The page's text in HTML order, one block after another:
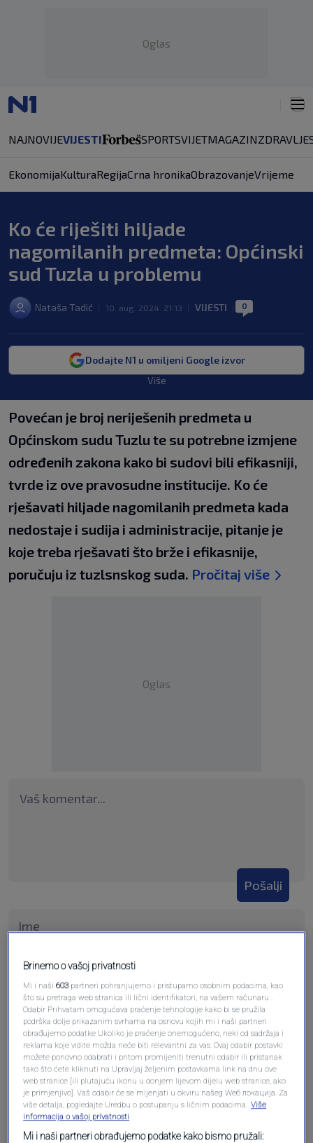
Oglas
NAJNOVIJEVIJESTI SPORTSVIJETMAGAZINZDRAVLJE
EkonomijaKulturaRegijaCrna hronikaObrazovanjeVrijeme
Ko će riješiti hiljade
nagomilanih predmeta: Općinski
sud Tuzla u problemu
Nataša Tadić 10. aug. 2024. 21:13 VIJESTI 0
Dodajte N1 u omiljeni Google izvor
Više
Povećan je broj neriješenih predmeta u
Općinskom sudu Tuzlu te su potrebne izmjene
određenih zakona kako bi sudovi bili efikasniji,
tvrde iz ove pravosudne institucije. Ko će
rješavati hiljade nagomilanih predmeta kada
nedostaje i sudija i administracije, pitanje je
koje treba rješavati što brže i efikasnije,
poručuju iz tuzlsnskog suda. Pročitaj više
Oglas
Pošalji
Pošalji komentar
Brinemo o vašoj privatnosti
Mi i naši603 partneri pohranjujemo i pristupamo osobnim podacima, kao
što su pretraga web stranica ili lični identifikatori, na vašem računaru .
Odabir Prihvatam omogućava praćenje tehnologije kako bi se pružila
podrška dolje prikazanim svrhama na osnovu kojih mi i naši partneri
obrađujemo podatke Ukoliko je praćenje onemogućeno, neki od sadržaja i
reklama koje vidite možda neće biti relevantni za vas. Ovaj odabir postavki
možete ponovno odabrati i pritom promijeniti trenutni odabir ili pristanak
tako što ćete kliknuti na Upravljaj željenim postavkama link na dnu ove
web stranice [ili plutajuću ikonu u donjem lijevom dijelu web stranice, ako
je primjenjivo]. Vaš odabir će se mijenjati u okviru našeg Wеб локација. Za
više detalja, pogledajte Uredbu o postupanju s ličnim podacima. Više
informacija o vašoj privatnosti
Mi i naši partneri obrađujemo podatke kako bismo pružali: